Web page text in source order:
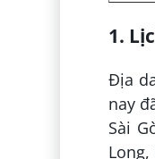
1.
Địa
nay
Sài